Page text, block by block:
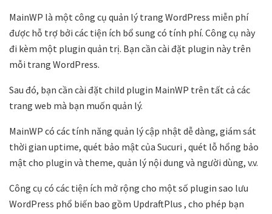
MainWP là một công cụ quản lý trang WordPress miễn phí
được hỗ trợ bởi các tiện ích bổ sung có tính phí. Công cụ này
đi kèm một plugin quản trị. Bạn cần cài đặt plugin này trên
mỗi trang WordPress.
Sau đó, bạn cần cài đặt child plugin MainWP trên tất cả các
trang web mà bạn muốn quản lý.
MainWP có các tính năng quản lý cập nhật dễ dàng, giám sát
thời gian uptime, quét bảo mật của Sucuri , quét lỗ hổng bảo
mật cho plugin và theme, quản lý nội dung và người dùng, v.v.
Công cụ có các tiện ích mở rộng cho một số plugin sao lưu
WordPress phổ biến bao gồm UpdraftPlus , cho phép bạn